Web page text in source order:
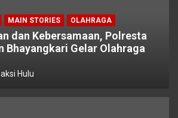
MAIN STORIES OLAHRAGA
dan Kebersamaan, Polresta
Bhayangkari Gelar Olahraga
Hulu